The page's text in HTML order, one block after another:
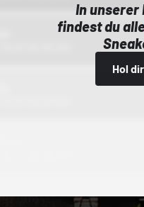
In unserer
findest du
Hol